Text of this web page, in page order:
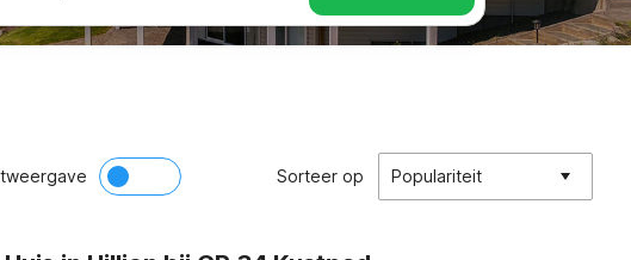
Sorteer op Populariteit